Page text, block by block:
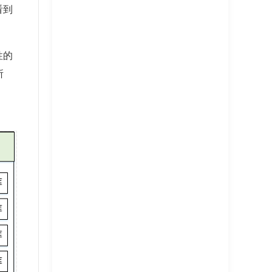
的